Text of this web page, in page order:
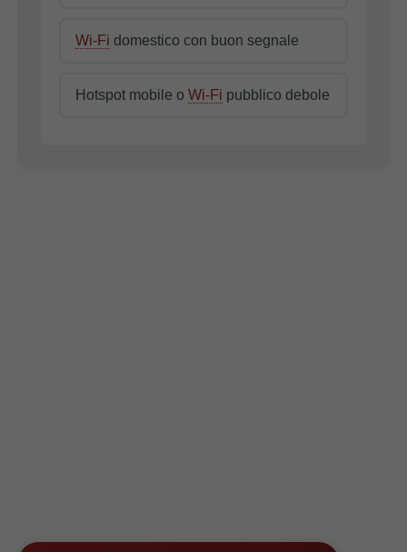
Wi-Fi domestico con buon segnale
Hotspot mobile o Wi-Fi pubblico debole